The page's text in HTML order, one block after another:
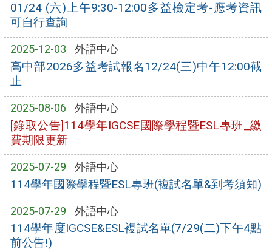
01/24 (六)上午9:30-12:00多益檢定考-應考資訊
可自行查詢
2025-12-03 外語中心
高中部2026多益考試報名12/24(三)中午12:00截
止
2025-08-06 外語中心
[錄取公告]114學年IGCSE國際學程暨ESL專班_繳
費期限更新
2025-07-29 外語中心
114學年國際學程暨ESL專班(複試名單&到考須知)
2025-07-29 外語中心
114學年度IGCSE&ESL複試名單(7/29(二)下午4點
前公告!)